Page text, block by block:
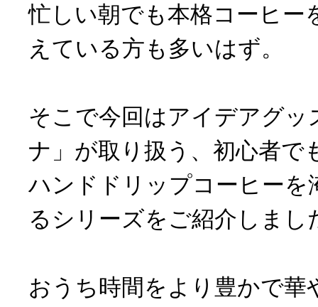
忙しい朝でも本格コーヒー
えている方も多いはず。
そこで今回はアイデアグッ
ナ」が取り扱う、初心者で
ハンドドリップコーヒーを
るシリーズをご紹介しまし
おうち時間をより豊かで華